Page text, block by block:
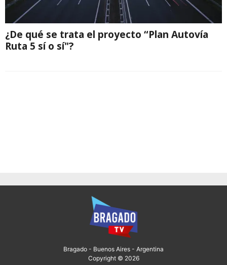
¿De qué se trata el proyecto “Plan Autovía
Ruta 5 sí o sí"?
Bragado - Buenos Aires - Argentina
Copyright © 2026